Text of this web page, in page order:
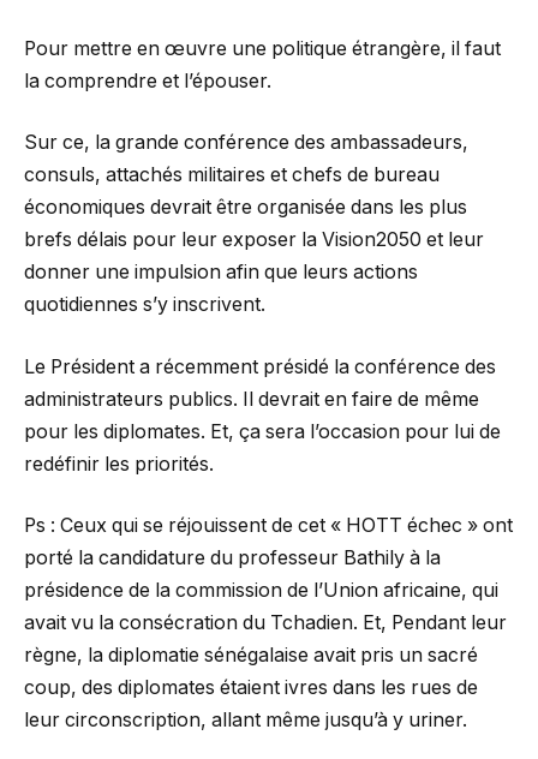
Pour mettre en œuvre une politique étrangère, il faut
la comprendre et l’épouser.
Sur ce, la grande conférence des ambassadeurs,
consuls, attachés militaires et chefs de bureau
économiques devrait être organisée dans les plus
brefs délais pour leur exposer la Vision2050 et leur
donner une impulsion afin que leurs actions
quotidiennes s’y inscrivent.
Le Président a récemment présidé la conférence des
administrateurs publics. Il devrait en faire de même
pour les diplomates. Et, ça sera l’occasion pour lui de
redéfinir les priorités.
Ps : Ceux qui se réjouissent de cet « HOTT échec » ont
porté la candidature du professeur Bathily à la
présidence de la commission de l’Union africaine, qui
avait vu la consécration du Tchadien. Et, Pendant leur
règne, la diplomatie sénégalaise avait pris un sacré
coup, des diplomates étaient ivres dans les rues de
leur circonscription, allant même jusqu’à y uriner.